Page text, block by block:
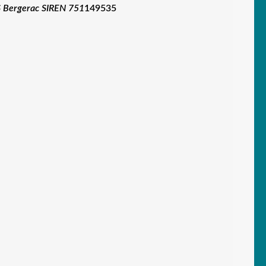
Bergerac SIREN 751149535